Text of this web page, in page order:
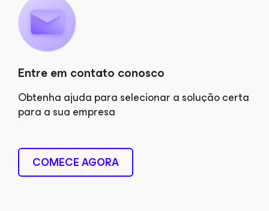
Entre em contato conosco
Obtenha ajuda para selecionar a solução certa
para a sua empresa
COMECE AGORA